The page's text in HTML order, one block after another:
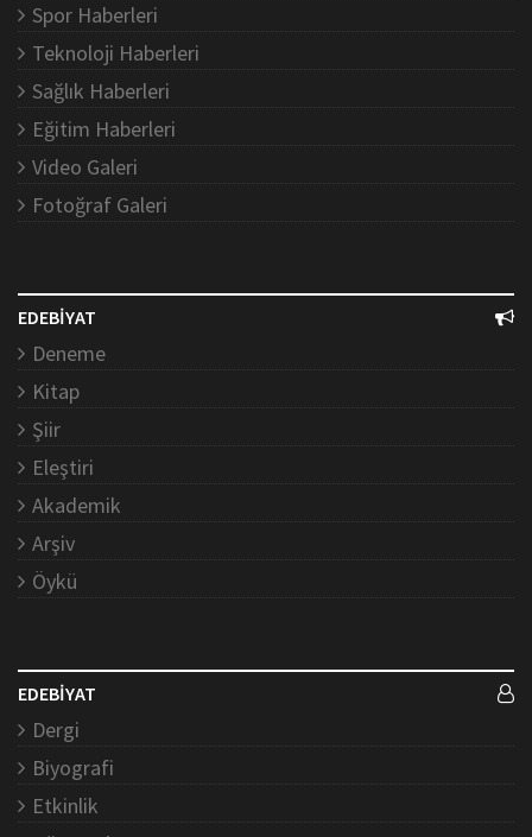
Spor Haberleri
Teknoloji Haberleri
Sağlık Haberleri
Eğitim Haberleri
Video Galeri
Fotoğraf Galeri
EDEBİYAT
Deneme
Kitap
Şiir
Eleştiri
Akademik
Arşiv
Öykü
EDEBİYAT
Dergi
Biyografi
Etkinlik